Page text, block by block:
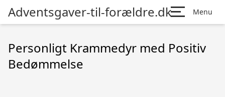
Adventsgaver-til-forældre.dk Menu
Personligt Krammedyr med Positiv
Bedømmelse